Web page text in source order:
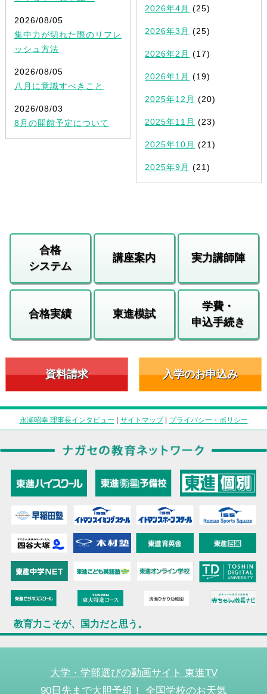
2026/08/05
集中力が切れた際のリフレ
ッシュ方法
2026/08/05
八月に意識すべきこと
2026/08/03
8月の開館予定について
2026年4月 (25)
2026年3月 (25)
2026年2月 (17)
2026年1月 (19)
2025年12月 (20)
2025年11月 (23)
2025年10月 (21)
2025年9月 (21)
合格
システム
講座案内 実力講師陣
合格実績 東進模試
学費・
申込手続き
資料請求 入学のお申込み
永瀬昭幸 理事長インタビュー | サイトマップ| プライバシー・ポリシー
教育力こそが、国力だと思う。
大学・学部選びの動画サイト 東進TV
90日先まで大胆予報！ 全国学校のお天気